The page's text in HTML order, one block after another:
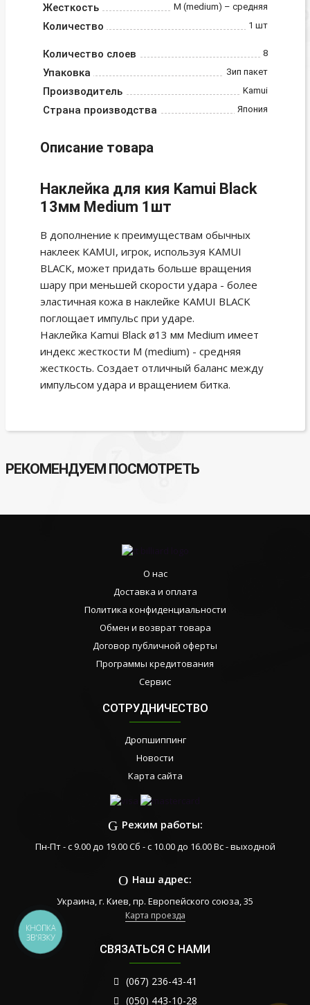
Жесткость M (medium) – средняя
Количество 1 шт
Количество слоев 8
Упаковка Зип пакет
Производитель Kamui
Страна производства Япония
Описание товара
Наклейка для кия Kamui Black
13мм Medium 1шт
В дополнение к преимуществам обычных
наклеек KAMUI, игрок, используя KAMUI
BLACK, может придать больше вращения
шару при меньшей скорости удара - более
эластичная кожа в наклейке KAMUI BLACK
поглощает импульс при ударе.
Наклейка Kamui Black ø13 мм Medium имеет
индекс жесткости M (medium) - средняя
жесткость. Создает отличный баланс между
импульсом удара и вращением битка.
РЕКОМЕНДУЕМ ПОСМОТРЕТЬ
О нас
Доставка и оплата
Политика конфиденциальности
Обмен и возврат товара
Договор публичной оферты
Программы кредитования
Сервис
СОТРУДНИЧЕСТВО
Дропшиппинг
Новости
Карта сайта
Режим работы:
Пн-Пт - с 9.00 до 19.00 Сб - с 10.00 до 16.00 Вс - выходной
Наш адрес:
Украина, г. Киев, пр. Европейского союза, 35
Карта проезда
СВЯЗАТЬСЯ С НАМИ
(067) 236-43-41
(050) 443-10-28
КНОПКА
ЗВ'ЯЗКУ